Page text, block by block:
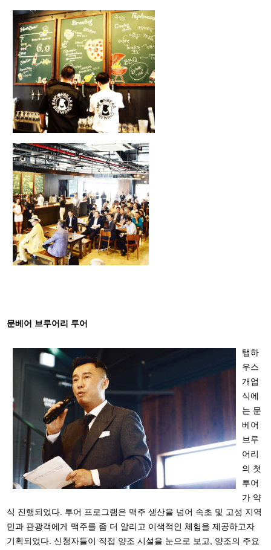
문베어 브루어리 투어
탭하
우스
개업
식에
는 문
베어
브루
어리
의 첫
투어
가 약
식 진행되었다. 투어 프로그램은 맥주 생산을 넘어 속초 및 고성 지역
민과 관광객에게 맥주를 좀 더 알리고 이색적인 체험을 제공하고자
기획되었다. 신청자들이 직접 양조 시설을 눈으로 보고, 양조의 주요